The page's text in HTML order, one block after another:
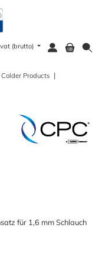
(brutto)
Products |